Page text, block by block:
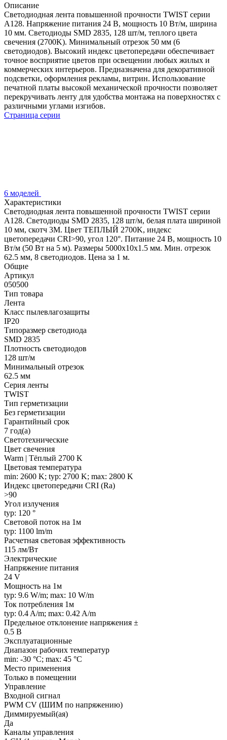
Описание
Светодиодная лента повышенной прочности TWIST серии
A128. Напряжение питания 24 В, мощность 10 Вт/м, ширина
10 мм. Светодиоды SMD 2835, 128 шт/м, теплого цвета
свечения (2700K). Минимальный отрезок 50 мм (6
светодиодов). Высокий индекс цветопередачи обеспечивает
точное восприятие цветов при освещении любых жилых и
коммерческих интерьеров. Предназначена для декоративной
подсветки, оформления рекламы, витрин. Использование
печатной платы высокой механической прочности позволяет
перекручивать ленту для удобства монтажа на поверхностях с
различными углами изгибов.
Страница серии
6 моделей
Характеристики
Светодиодная лента повышенной прочности TWIST серии
A128. Светодиоды SMD 2835, 128 шт/м, белая плата шириной
10 мм, скотч 3M. Цвет ТЕПЛЫЙ 2700K, индекс
цветопередачи CRI>90, угол 120°. Питание 24 В, мощность 10
Вт/м (50 Вт на 5 м). Размеры 5000x10x1.5 мм. Мин. отрезок
62.5 мм, 8 светодиодов. Цена за 1 м.
Общие
Артикул
050500
Тип товара
Лента
Класс пылевлагозащиты
IP20
Типоразмер светодиода
SMD 2835
Плотность светодиодов
128 шт/м
Минимальный отрезок
62.5 мм
Серия ленты
TWIST
Тип герметизации
Без герметизации
Гарантийный срок
7 год(а)
Светотехнические
Цвет свечения
Warm | Тёплый 2700 K
Цветовая температура
min: 2600 K; typ: 2700 K; max: 2800 K
Индекс цветопередачи CRI (Ra)
>90
Угол излучения
typ: 120 °
Световой поток на 1м
typ: 1100 lm/m
Расчетная световая эффективность
115 лм/Вт
Электрические
Напряжение питания
24 V
Мощность на 1м
typ: 9.6 W/m; max: 10 W/m
Ток потребления 1м
typ: 0.4 A/m; max: 0.42 A/m
Предельное отклонение напряжения ±
0.5 В
Эксплуатационные
Диапазон рабочих температур
min: -30 °C; max: 45 °C
Место применения
Только в помещении
Управление
Входной сигнал
PWM СV (ШИМ по напряжению)
Диммируемый(ая)
Да
Каналы управления